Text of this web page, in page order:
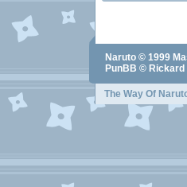
Naruto © 1999
PunBB ©
The Way Of